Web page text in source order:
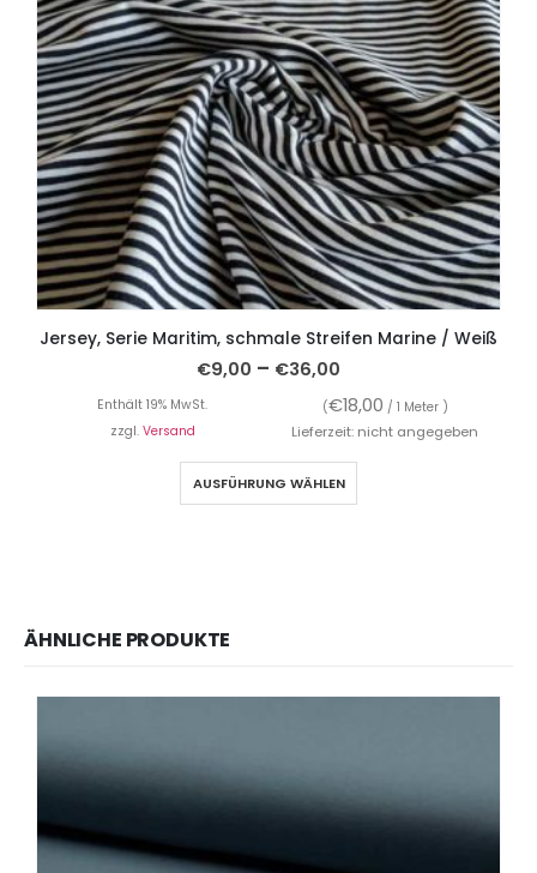
Jersey, Serie Maritim, schmale Streifen Marine / Weiß
€9,00 – €36,00
Enthält 19% MwSt. (€18,00 / 1 Meter )
zzgl. Versand Lieferzeit: nicht angegeben
AUSFÜHRUNG WÄHLEN
ÄHNLICHE PRODUKTE